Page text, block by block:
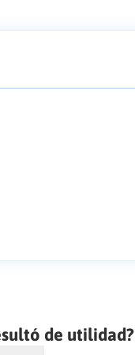
de utilidad?